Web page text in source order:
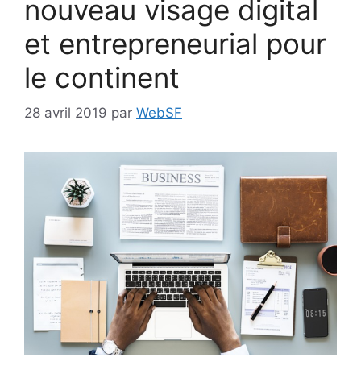
nouveau visage digital
et entrepreneurial pour
le continent
28 avril 2019 par WebSF